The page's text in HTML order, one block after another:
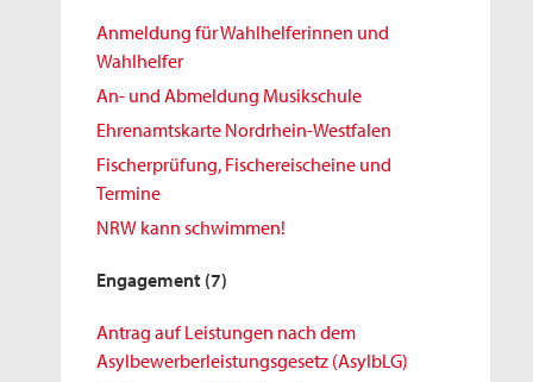
Anmeldung für Wahlhelferinnen und
Wahlhelfer
An- und Abmeldung Musikschule
Ehrenamtskarte Nordrhein-Westfalen
Fischerprüfung, Fischereischeine und
Termine
NRW kann schwimmen!
Engagement (7)
Antrag auf Leistungen nach dem
Asylbewerberleistungsgesetz (AsylbLG)